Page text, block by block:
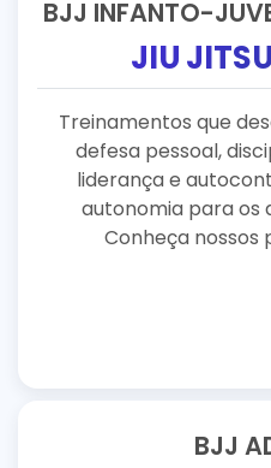
BJJ INFANTO-
JIU
Treinamentos que
defesa pessoal,
liderança e
autonomia para os
Conheça nossos
BJJ